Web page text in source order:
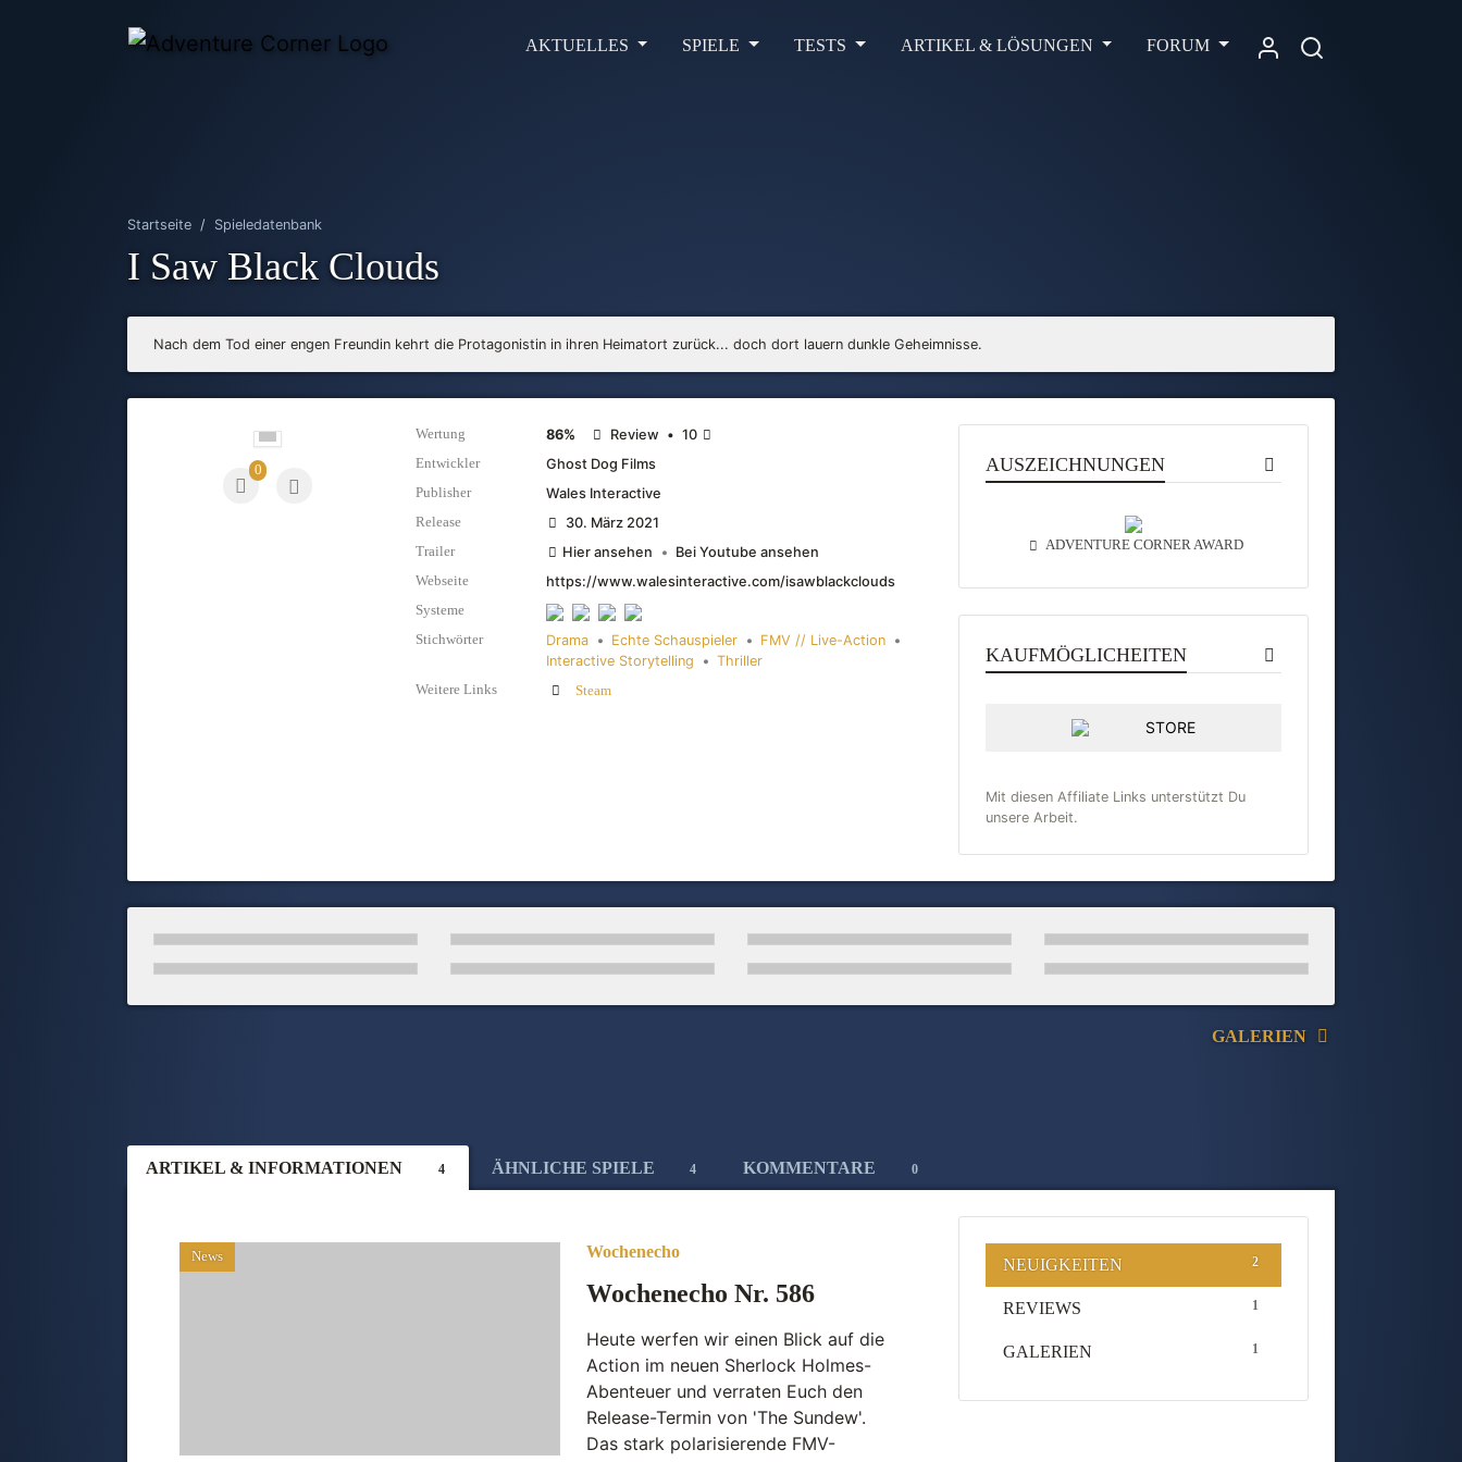
AKTUELLES SPIELE TESTS ARTIKEL & LÖSUNGEN FORUM
Startseite Spieledatenbank
I Saw Black Clouds
Nach dem Tod einer engen Freundin kehrt die Protagonistin in ihren Heimatort zurück... doch dort lauern dunkle Geheimnisse.
0
Wertung 86% Review • 10
Entwickler Ghost Dog Films
Publisher Wales Interactive
Release 30. März 2021
Trailer Hier ansehen • Bei Youtube ansehen
Webseite https://www.walesinteractive.com/isawblackclouds
Systeme
Stichwörter
Drama • Echte Schauspieler • FMV // Live-Action •
Interactive Storytelling
• Thriller
Weitere Links Steam
AUSZEICHNUNGEN
ADVENTURE CORNER AWARD
KAUFMÖGLICHEITEN
STORE
Mit diesen Affiliate Links unterstützt Du
unsere Arbeit.
GALERIEN
ARTIKEL & INFORMATIONEN 4 ÄHNLICHE SPIELE 4 KOMMENTARE 0
News Wochenecho
Wochenecho Nr. 586
Heute werfen wir einen Blick auf die
Action im neuen Sherlock Holmes-
Abenteuer und verraten Euch den
Release-Termin von 'The Sundew'.
Das stark polarisierende FMV-
NEUIGKEITEN 2
REVIEWS 1
GALERIEN 1